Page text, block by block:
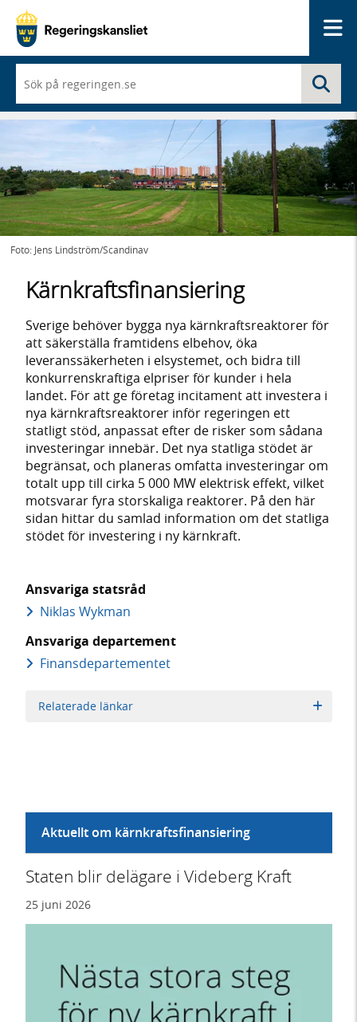
du
börjar
skriva
en
lista
med
sökförslag
Foto: Jens Lindström/Scandinav
Kärnkraftsfinansiering
Sverige behöver bygga nya kärnkraftsreaktorer för
att säkerställa framtidens elbehov, öka
leveranssäkerheten i elsystemet, och bidra till
konkurrenskraftiga elpriser för kunder i hela
landet. För att ge företag incitament att investera i
nya kärnkraftsreaktorer inför regeringen ett
statligt stöd, anpassat efter de risker som sådana
investeringar innebär. Det nya statliga stödet är
begränsat, och planeras omfatta investeringar om
totalt upp till cirka 5 000 MW elektrisk effekt, vilket
motsvarar fyra storskaliga reaktorer. På den här
sidan hittar du samlad information om det statliga
stödet för investering i ny kärnkraft.
Ansvariga statsråd
Niklas Wykman
Ansvariga departement
Finans­departementet
Relaterade länkar
Aktuellt om kärnkraftsfinansiering
Staten blir delägare i Videberg Kraft
25 juni 2026